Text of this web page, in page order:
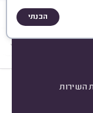
הבנתי
השירות